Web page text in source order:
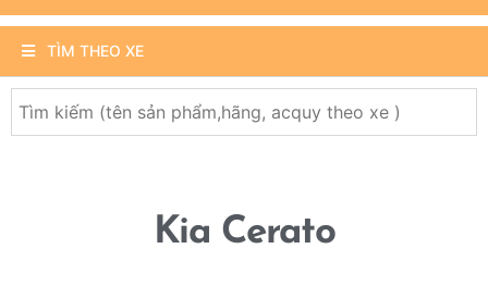
TÌM THEO XE
Kia Cerato